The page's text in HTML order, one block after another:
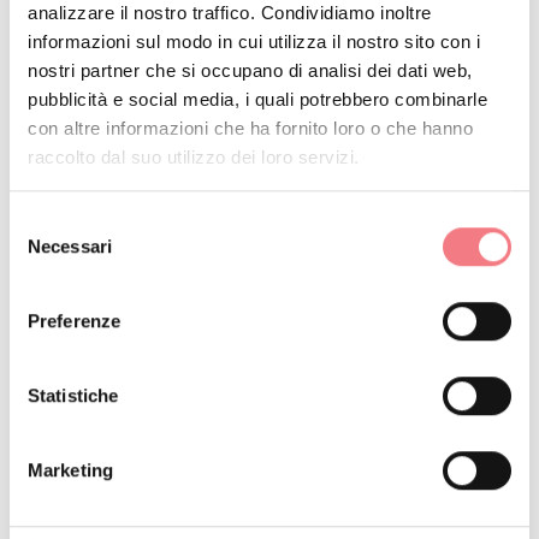
analizzare il nostro traffico. Condividiamo inoltre
informazioni sul modo in cui utilizza il nostro sito con i
nostri partner che si occupano di analisi dei dati web,
pubblicità e social media, i quali potrebbero combinarle
con altre informazioni che ha fornito loro o che hanno
raccolto dal suo utilizzo dei loro servizi.
delNecessari
Preferenze
Statistiche
Marketing
2 ristoranti stellati: Dolada e
Locanda San Lorenzo
Villa Falìn a Pieve è l’unica villa
Lenti, eccellenza del made in Italy.
oftalmiche e rappresenta una delle